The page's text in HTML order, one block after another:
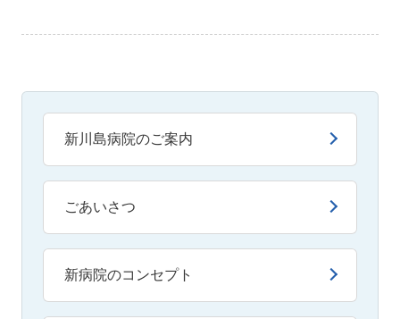
新川島病院のご案内
ごあいさつ
新病院のコンセプト